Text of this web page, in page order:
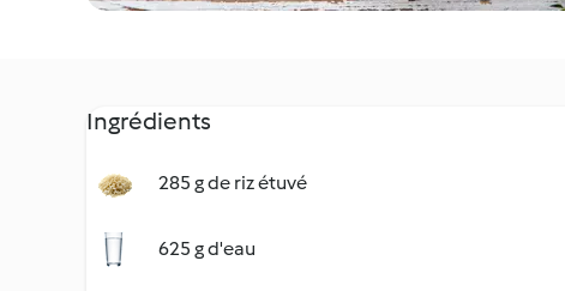
Ingrédients
285 g de riz étuvé
625 g d'eau